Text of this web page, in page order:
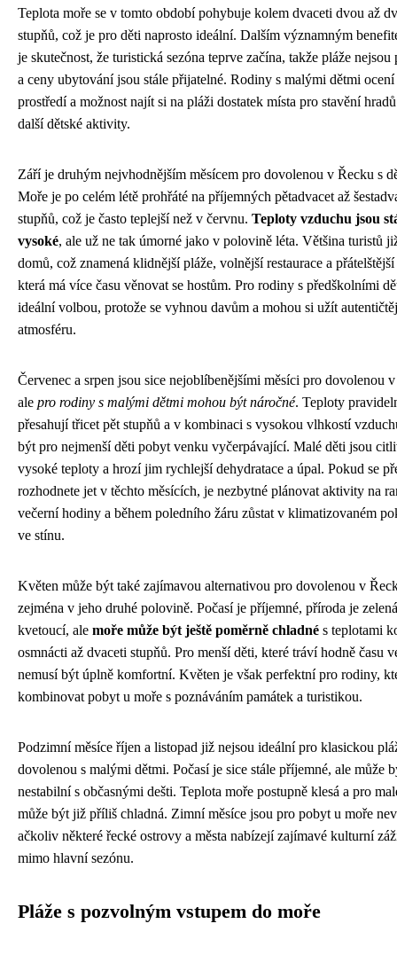
Teplota moře se v tomto období pohybuje kolem dvaceti dvou až
stupňů, což je pro děti naprosto ideální. Dalším významným
je skutečnost, že turistická sezóna teprve začína, takže pláže nejsou
a ceny ubytování jsou stále přijatelné. Rodiny s malými dětmi
prostředí a možnost najít si na pláži dostatek místa pro stavění
další dětské aktivity.
Září je druhým nejvhodnějším měsícem pro dovolenou v Řecku s
Moře je po celém létě prohřáté na příjemných pětadvacet až
stupňů, což je často teplejší než v červnu. Teploty vzduchu jsou
vysoké, ale už ne tak úmorné jako v polovině léta. Většina turistů
domů, což znamená klidnější pláže, volnější restaurace a
která má více času věnovat se hostům. Pro rodiny s předškolními
ideální volbou, protože se vyhnou davům a mohou si užít
atmosféru.
Červenec a srpen jsou sice nejoblíbenějšími měsíci pro dovolenou
ale pro rodiny s malými dětmi mohou být náročné. Teploty
přesahují třicet pět stupňů a v kombinaci s vysokou vlhkostí
být pro nejmenší děti pobyt venku vyčerpávající. Malé děti jsou
vysoké teploty a hrozí jim rychlejší dehydratace a úpal. Pokud se
rozhodnete jet v těchto měsících, je nezbytné plánovat aktivity na
večerní hodiny a během poledního žáru zůstat v klimatizovaném
ve stínu.
Květen může být také zajímavou alternativou pro dovolenou v
zejména v jeho druhé polovině. Počasí je příjemné, příroda je
kvetoucí, ale moře může být ještě poměrně chladné s teplotami
osmnácti až dvaceti stupňů. Pro menší děti, které tráví hodně času
nemusí být úplně komfortní. Květen je však perfektní pro rodiny,
kombinovat pobyt u moře s poznáváním památek a turistikou.
Podzimní měsíce říjen a listopad již nejsou ideální pro klasickou
dovolenou s malými dětmi. Počasí je sice stále příjemné, ale může
nestabilní s občasnými dešti. Teplota moře postupně klesá a pro
může být již příliš chladná. Zimní měsíce jsou pro pobyt u moře
ačkoliv některé řecké ostrovy a města nabízejí zajímavé kulturní
mimo hlavní sezónu.
Pláže s pozvolným vstupem do moře